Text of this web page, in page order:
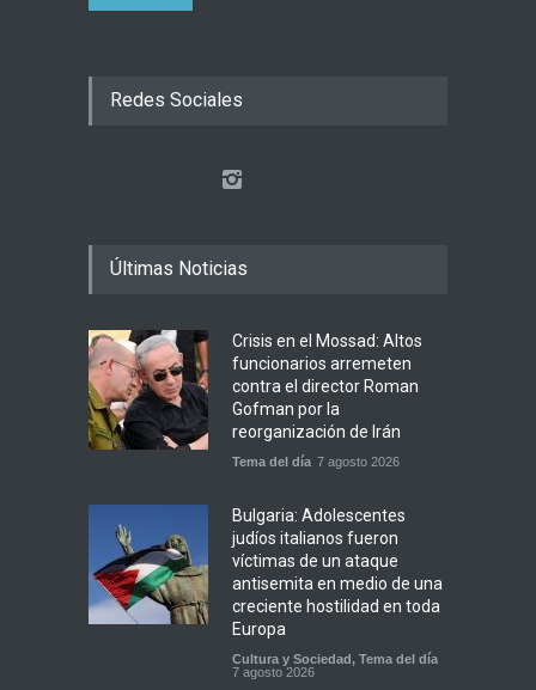
Redes Sociales
Últimas Noticias
Crisis en el Mossad: Altos
funcionarios arremeten
contra el director Roman
Gofman por la
reorganización de Irán
Tema del día 7 agosto 2026
Bulgaria: Adolescentes
judíos italianos fueron
víctimas de un ataque
antisemita en medio de una
creciente hostilidad en toda
Europa
Cultura y Sociedad, Tema del día
7 agosto 2026